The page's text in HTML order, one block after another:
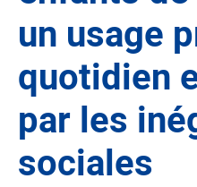
un usage
quotidien
par les
sociales